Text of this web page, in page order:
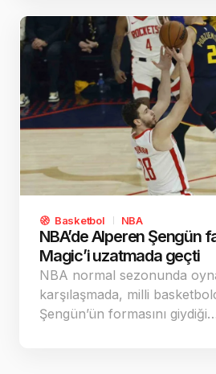
Basketbol NBA
NBA’de Alperen Şengün
Magic’i uzatmada geçti
NBA normal sezonunda
karşılaşmada, milli
Şengün’ün formasını